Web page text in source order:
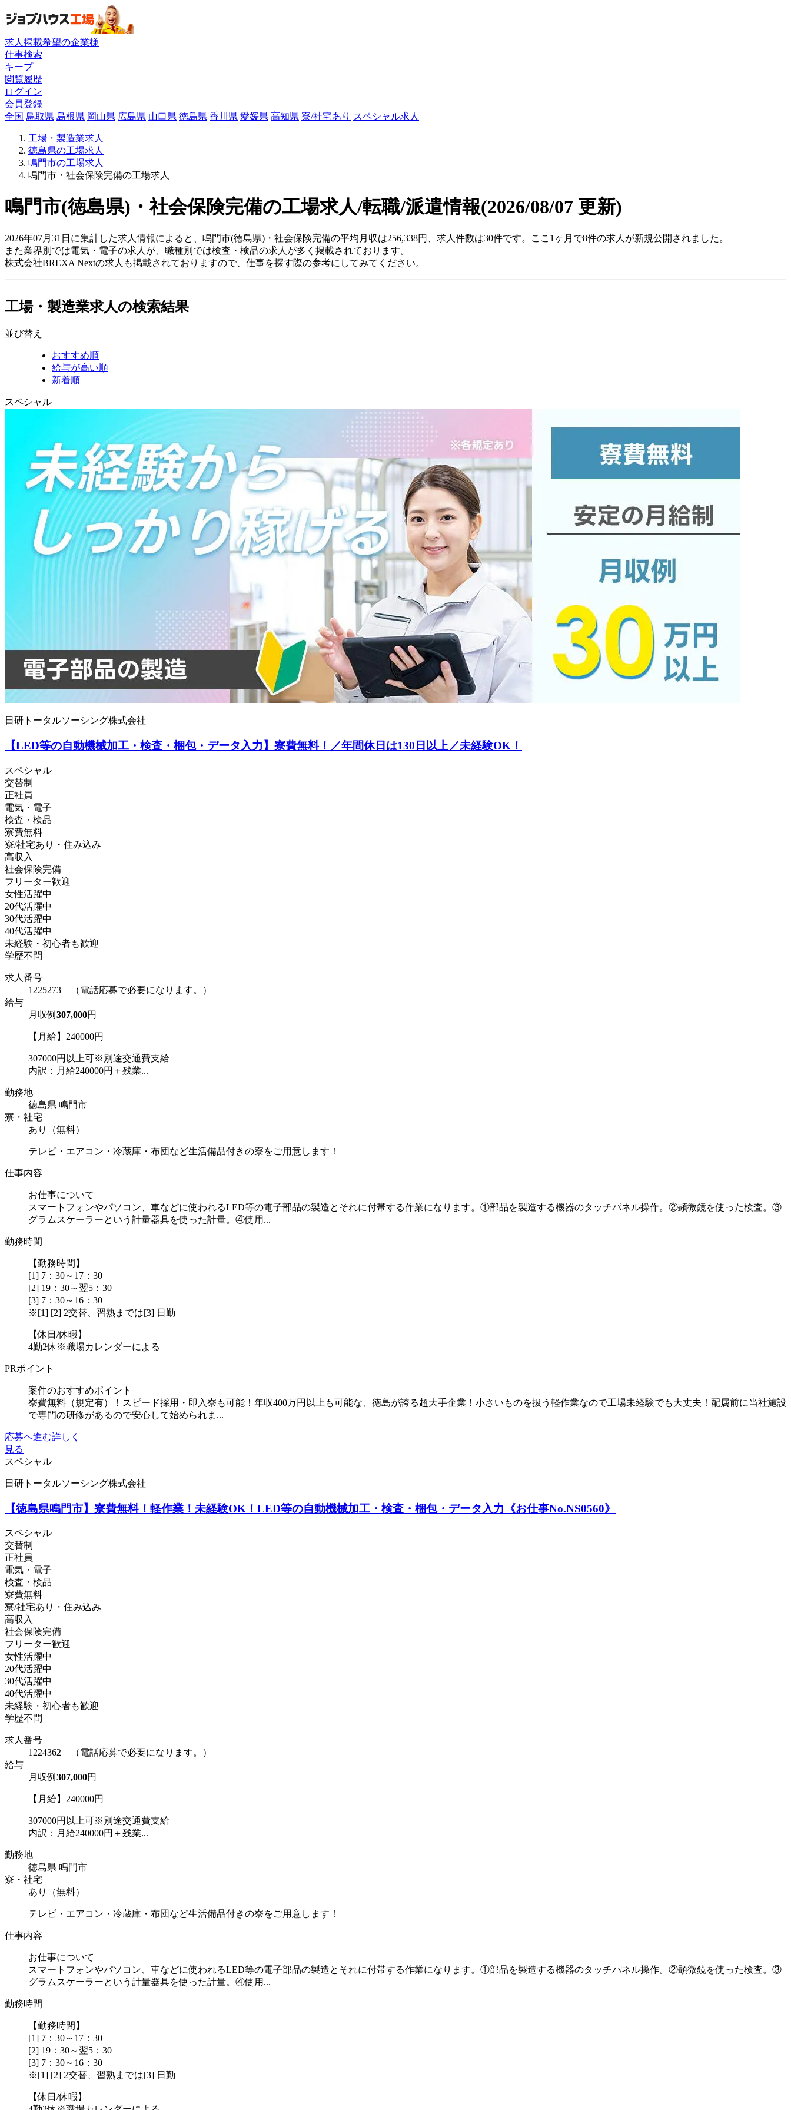
求人掲載希望の企業様
仕事検索
キープ
閲覧履歴
ログイン
会員登録
全国 鳥取県 島根県 岡山県 広島県 山口県 徳島県 香川県 愛媛県 高知県 寮/社宅あり スペシャル求人
工場・製造業求人
徳島県の工場求人
鳴門市の工場求人
鳴門市・社会保険完備の工場求人
鳴門市(徳島県)・社会保険完備の工場求人/転職/派遣情報(2026/08/07 更新)
2026年07月31日に集計した求人情報によると、鳴門市(徳島県)・社会保険完備の平均月収は256,338円、求人件数は30件です。ここ1ヶ月で8件の求人が新規公開されました。
また業界別では電気・電子の求人が、職種別では検査・検品の求人が多く掲載されております。
株式会社BREXA Nextの求人も掲載されておりますので、仕事を探す際の参考にしてみてください。
工場・製造業求人の検索結果
並び替え
おすすめ順
給与が高い順
新着順
スペシャル
日研トータルソーシング株式会社
【LED等の自動機械加工・検査・梱包・データ入力】寮費無料！／年間休日は130日以上／未経験OK！
スペシャル
交替制
正社員
電気・電子
検査・検品
寮費無料
寮/社宅あり・住み込み
高収入
社会保険完備
フリーター歓迎
女性活躍中
20代活躍中
30代活躍中
40代活躍中
未経験・初心者も歓迎
学歴不問
求人番号
1225273 （電話応募で必要になります。）
給与
月収例 307,000円
【月給】240000円
307000円以上可※別途交通費支給
内訳：月給240000円＋残業...
勤務地
徳島県 鳴門市
寮・社宅
あり（無料）
テレビ・エアコン・冷蔵庫・布団など生活備品付きの寮をご用意します！
仕事内容
お仕事について
スマートフォンやパソコン、車などに使われるLED等の電子部品の製造とそれに付帯する作業になります。①部品を製造する機器のタッチパネル操作。②顕微鏡を使った検査。③
グラムスケーラーという計量器具を使った計量。④使用...
勤務時間
【勤務時間】
[1] 7：30～17：30
[2] 19：30～翌5：30
[3] 7：30～16：30
※[1] [2] 2交替、習熟までは[3] 日勤
【休日/休暇】
4勤2休※職場カレンダーによる
PRポイント
案件のおすすめポイント
寮費無料（規定有）！スピード採用・即入寮も可能！年収400万円以上も可能な、徳島が誇る超大手企業！小さいものを扱う軽作業なので工場未経験でも大丈夫！配属前に当社施設
で専門の研修があるので安心して始められま...
応募へ進む詳しく
見る
スペシャル
日研トータルソーシング株式会社
【徳島県鳴門市】寮費無料！軽作業！未経験OK！LED等の自動機械加工・検査・梱包・データ入力《お仕事No.NS0560》
スペシャル
交替制
正社員
電気・電子
検査・検品
寮費無料
寮/社宅あり・住み込み
高収入
社会保険完備
フリーター歓迎
女性活躍中
20代活躍中
30代活躍中
40代活躍中
未経験・初心者も歓迎
学歴不問
求人番号
1224362 （電話応募で必要になります。）
給与
月収例 307,000円
【月給】240000円
307000円以上可※別途交通費支給
内訳：月給240000円＋残業...
勤務地
徳島県 鳴門市
寮・社宅
あり（無料）
テレビ・エアコン・冷蔵庫・布団など生活備品付きの寮をご用意します！
仕事内容
お仕事について
スマートフォンやパソコン、車などに使われるLED等の電子部品の製造とそれに付帯する作業になります。①部品を製造する機器のタッチパネル操作。②顕微鏡を使った検査。③
グラムスケーラーという計量器具を使った計量。④使用...
勤務時間
【勤務時間】
[1] 7：30～17：30
[2] 19：30～翌5：30
[3] 7：30～16：30
※[1] [2] 2交替、習熟までは[3] 日勤
【休日/休暇】